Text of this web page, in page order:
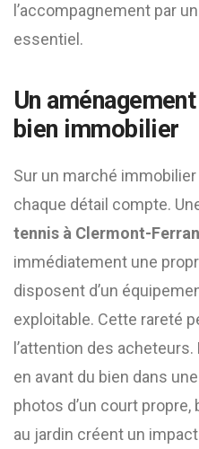
l’accompagnement par
essentiel.
Un
bien immobilier
Sur un marché
chaque détail compte.
tennis à Clermont-
immédiatement une
disposent d’un
exploitable. Cette rareté
l’attention des
en avant du bien dans
photos d’un court
au jardin créent un